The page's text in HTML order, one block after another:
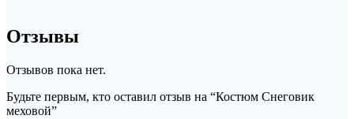
Отзывы
Отзывов пока нет.
Будьте первым, кто оставил отзыв на “Костюм Снеговик
меховой”